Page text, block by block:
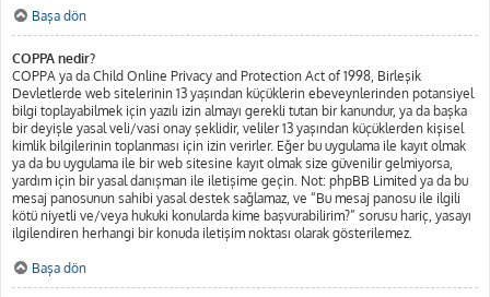
Başa dön
COPPA nedir?
COPPA ya da Child Online Privacy and Protection Act of 1998, Birleşik
Devletlerde web sitelerinin 13 yaşından küçüklerin ebeveynlerinden potansiyel
bilgi toplayabilmek için yazılı izin almayı gerekli tutan bir kanundur, ya da başka
bir deyişle yasal veli/vasi onay şeklidir, veliler 13 yaşından küçüklerden kişisel
kimlik bilgilerinin toplanması için izin verirler. Eğer bu uygulama ile kayıt olmak
ya da bu uygulama ile bir web sitesine kayıt olmak size güvenilir gelmiyorsa,
yardım için bir yasal danışman ile iletişime geçin. Not: phpBB Limited ya da bu
mesaj panosunun sahibi yasal destek sağlamaz, ve “Bu mesaj panosu ile ilgili
kötü niyetli ve/veya hukuki konularda kime başvurabilirim?” sorusu hariç, yasayı
ilgilendiren herhangi bir konuda iletişim noktası olarak gösterilemez.
Başa dön